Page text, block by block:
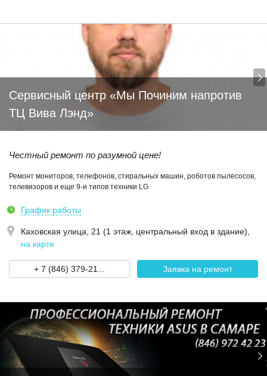
Сервисный центр «Мы Починим напротив
ТЦ Вива Лэнд»
Честный ремонт по разумной цене!
Ремонт мониторов, телефонов, стиральных машин, роботов пылесосов,
телевизоров и еще 9-и типов техники LG
График работы
Каховская улица, 21 (1 этаж, центральный вход в здание)
на карте
+ 7 (846) 379-21... Заявка на ремонт